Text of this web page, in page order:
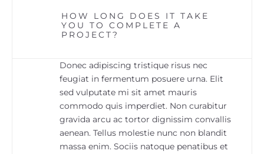
HOW LONG DOES IT TAKE
YOU TO COMPLETE A
PROJECT?
Donec adipiscing tristique risus nec
feugiat in fermentum posuere urna. Elit
sed vulputate mi sit amet mauris
commodo quis imperdiet. Non curabitur
gravida arcu ac tortor dignissim convallis
aenean. Tellus molestie nunc non blandit
massa enim. Sociis natoque penatibus et